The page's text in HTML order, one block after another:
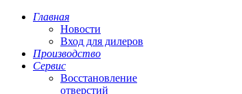
Главная
Новости
Вход для дилеров
Производство
Сервис
Восстановление
отверстий